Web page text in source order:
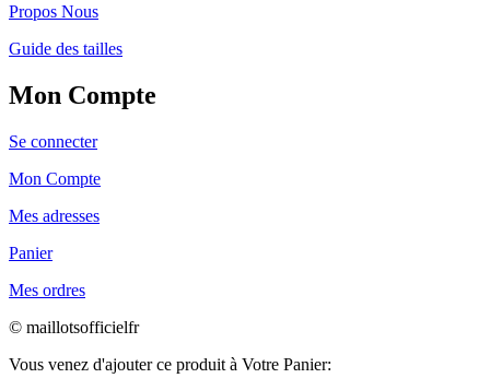
Propos Nous
Guide des tailles
Mon Compte
Se connecter
Mon Compte
Mes adresses
Panier
Mes ordres
© maillotsofficielfr
Vous venez d'ajouter ce produit à Votre Panier: